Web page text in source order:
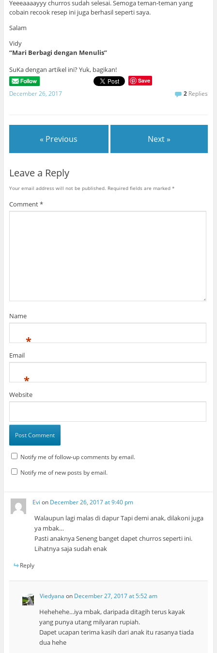
Yeeeaaaayyy churros sudah selesai. Semoga teman-teman yang
cobain recook resep ini juga berhasil seperti saya.
Salam
Vidy
“Mari Berbagi dengan Menulis”
SuKa dengan artikel ini? Yuk, bagikan!
Save
December 26, 2017 2 Replies
« Previous Next »
Leave a Reply
Your email address will not be published. Required fields are marked *
Comment*
Name
*
Email
*
Website
Notify me of follow-up comments by email.
Notify me of new posts by email.
Evi on December 26, 2017 at 9:40 pm
Walaupun lagi malas di dapur Tapi demi anak, dilakoni juga
ya mbak…
Pasti anaknya Seneng banget dapet churros seperti ini.
Lihatnya saja sudah enak
Reply
Viedyana on December 27, 2017 at 5:52 am
Hehehehe…iya mbak, daripada ditagih terus kayak
yang punya utang milyaran rupiah.
Dapet ucapan terima kasih dari anak itu rasanya tiada
dua hehe